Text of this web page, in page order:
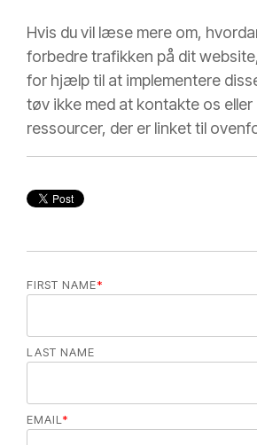
Hvis du vil læse mere om,
forbedre trafikken på dit
for hjælp til at implementere
tøv ikke med at kontakte os
ressourcer, der er linket til
FIRST NAME*
LAST NAME
EMAIL *